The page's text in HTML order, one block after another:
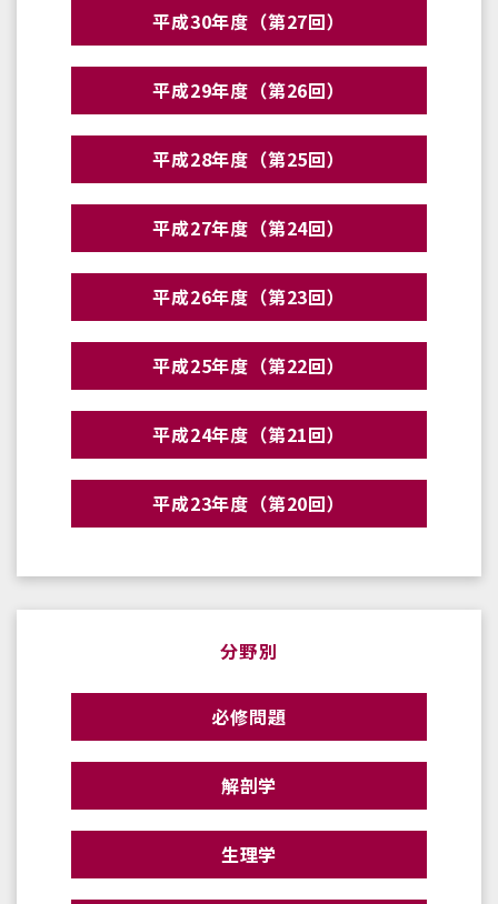
平成30年度（第27回）
平成29年度（第26回）
平成28年度（第25回）
平成27年度（第24回）
平成26年度（第23回）
平成25年度（第22回）
平成24年度（第21回）
平成23年度（第20回）
分野別
必修問題
解剖学
生理学